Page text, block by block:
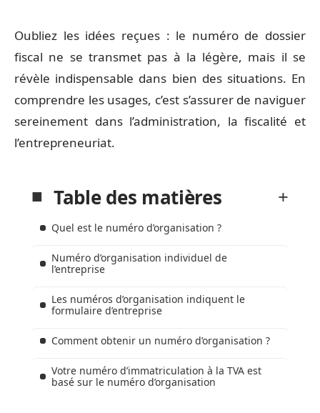
Oubliez les idées reçues : le numéro de dossier
fiscal ne se transmet pas à la légère, mais il se
révèle indispensable dans bien des situations. En
comprendre les usages, c’est s’assurer de naviguer
sereinement dans l’administration, la fiscalité et
l’entrepreneuriat.
Table des matières
Quel est le numéro d’organisation ?
Numéro d’organisation individuel de
l’entreprise
Les numéros d’organisation indiquent le
formulaire d’entreprise
Comment obtenir un numéro d’organisation ?
Votre numéro d’immatriculation à la TVA est
basé sur le numéro d’organisation